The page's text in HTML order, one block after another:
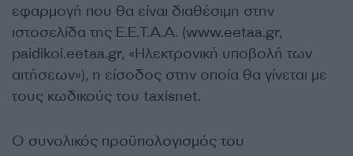
εφαρμογή που θα είναι διαθέσιμη στην
ιστοσελίδα της Ε.Ε.Τ.Α.Α. (www.eetaa.gr,
paidikoi.eetaa.gr, «Ηλεκτρονική υποβολή των
αιτήσεων»), η είσοδος στην οποία θα γίνεται με
τους κωδικούς του taxisnet.
Ο συνολικός προϋπολογισμός του